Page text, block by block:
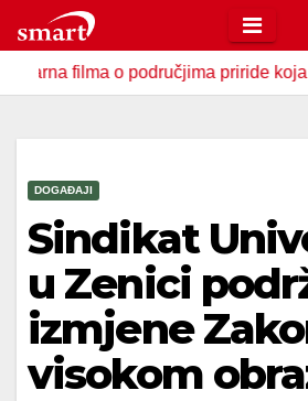
to
contento područjima priride koja
DOGAĐAJI
Sindikat
u Zenici
izmjene
visokom